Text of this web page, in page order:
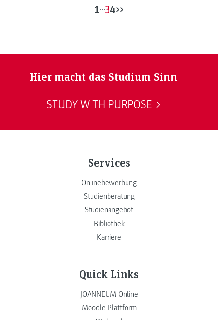
1...34>>
Hier macht das Studium Sinn
STUDY WITH PURPOSE
Services
Onlinebewerbung
Studienberatung
Studienangebot
Bibliothek
Karriere
Quick Links
JOANNEUM Online
Moodle Plattform